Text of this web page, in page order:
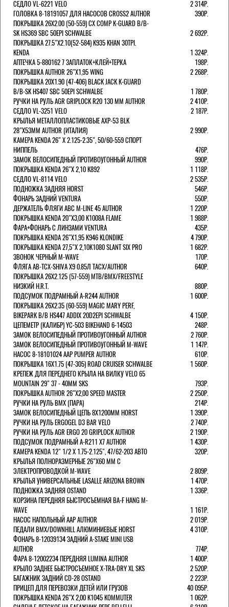
СЕДЛО VL-6221 VELO
2 314Р.
ГОЛОВКА 8-18191057 ДЛЯ НАСОСОВ CROSS2 AUTHOR
390Р.
ПОКРЫШКА 26X2.00 (50-559) CX COMP K-GUARD B/B-
SK HS369 SBC 50EPI SCHWALBE
2 692Р.
ПОКРЫШКА 27.5"Х2.10(52-584) K935 KHAN 30TPI.
KENDA
1 324Р.
АПТЕЧКА 5-880162 7 ЗАПЛАТОК+КЛЕЙ+ТЕРКА
198Р.
ПОКРЫШКА AUTHOR 26"Х1,95 WING
2 268Р.
ПОКРЫШКА 20X1.90 (47-406) BLACK JACK K-GUARD
B/B-SK HS407 SBC 50EPI SCHWALBE
1 780Р.
РУЧКИ НА РУЛЬ AGR GRIPLOCK R20 130 ММ AUTHOR
2 410Р.
СЕДЛО VL-3251 VELO
2 187Р.
КРЫЛЬЯ МЕТАЛЛОПЛАСТИКОВЫЕ AXP-53 BLK
28"Х53ММ AUTHOR (ИТАЛИЯ)
2 990Р.
КАМЕРА KENDA 26" Х 2.125-2.35", 50/60-559 СПОРТ
НИППЕЛЬ
476Р.
ЗАМОК ВЕЛОСИПЕДНЫЙ ПРОТИВОУГОННЫЙ AUTHOR
990Р.
ПОКРЫШКА KENDA 26"Х 2,10 K892
1 118Р.
СЕДЛО VL-8114 VELO
2 535Р.
ПОДНОЖКА ЗАДНЯЯ HORST
546Р.
ФОНАРЬ ЗАДНИЙ VENTURA
550Р.
ДЕРЖАТЕЛЬ ФЛЯГИ АВС M-LINE 45 AUTHOR
1 220Р.
ПОКРЫШКА KENDA 20"Х3,00 K1008A FLAME
1 988Р.
ФАРА+ФОНАРЬ С ЛИНЗАМИ VENTURA
435Р.
ПОКРЫШКА KENDA 26"Х1,95 K946 KLONDIKE
4 790Р.
ПОКРЫШКА KENDA 27,5"Х 2,10K1080 SLANT SIX PRO
1 682Р.
ЗВОНОК ЧЕРНЫЙ M-WAVE
170Р.
ФЛЯГА AB-TCX-SHIVA X9 0.85Л TACX/AUTHOR
640Р.
ПОКРЫШКА 26X2.125 (57-559) MTB/BMX/FREESTYLE
НИЗКИЙ H.R.T.
880Р.
ПОДСУМОК ПОДРАМНЫЙ A-R244 AUTHOR
1 600Р.
ПОКРЫШКА 26X2.35 (60-559) MAGIC MARY PERF,
BIKEPARK B/B HS447 ADDIX 20D2EPI SCHWALBE
4 150Р.
ЦЕПЕМЕТР (КАЛИБР) YC-503 BIKEHAND 6-14503
248Р.
ЗАМОК ВЕЛОСИПЕДНЫЙ ПРОТИВОУГОННЫЙ AUTHOR
2 760Р.
ЗАМОК ВЕЛОСИПЕДНЫЙ ПРОТИВОУГОННЫЙ M-WAVE
1 147Р.
НАСОС 8-18101024 AAP PUMPER AUTHOR
610Р.
ПОКРЫШКА 16X1.75 (47-305) ROAD CRUISER SCHWALBE
1 560Р.
КРЕПЕЖ ДЛЯ ПЕРЕДНЕГО КРЫЛА НА ВИЛКУ VELO 65
MOUNTAIN 29" 37 - 40ММ SKS
793Р.
ПОКРЫШКА AUTHOR 26"Х2,00 SPEED MASTER
2 250Р.
РУЧКИ НА РУЛЬ BMX (ПАРА)
214Р.
ЗАМОК ВЕЛОCИПЕДНЫЙ ЦЕПЬ 8Х1200ММ HORST
1 390Р.
РУЧКИ НА РУЛЬ ERGOGEL D3 BAR VELO
2 740Р.
РУЧКИ НА РУЛЬ AGR ERGO 20 GRIPLOCK AUTHOR
2 190Р.
ПОДСУМОК ПОДРАМНЫЙ A-R211 X7 AUTHOR
1 430Р.
КАМЕРА KENDA 12" 1/2 Х 1.75-2.125", 47/62-203 АВТО
320Р.
КРЫЛЬЯ ПОЛНОРАЗМЕРНЫЕ 26"Х60 ММ С
ЭЛЕКТРОПРОВОДКОЙ M-WAVE
2 809Р.
КРЫЛЬЯ УНИВЕРСАЛЬНЫЕ LASALLE ARIZONA BROWN
1 470Р.
ПОДНОЖКА ЗАДНЯЯ OSTAND
1 336Р.
КОРЗИНА ПЕРЕДНЯЯ БЫСТРОСЪЕМНАЯ BA-F HANG M-
WAVE
1 161Р.
НАСОС НАПОЛЬНЫЙ AAP AUTHOR
2 019Р.
ПЕДАЛИ BMX/DOWNHILL АЛЮМИНИЕВЫЕ HORST
4 310Р.
ФОНАРЬ 8-12039134 ЗАДНИЙ A-STAKE MINI USB
AUTHOR
774Р.
ФАРА 8-12002234 ПЕРЕДНЯЯ LUMINA AUTHOR
1 400Р.
КРЫЛО ЗАДНЕЕ БЫСТРОСЪЕМНОЕ X-TRA-DRY XL SKS
2 520Р.
БАГАЖНИК ЗАДНИЙ CD-28 OSTAND
2 223Р.
ПРИЦЕП ДЛЯ ПЕРЕВОЗКИ ДЕТЕЙ ИЛИ ГРУЗОВ
40 095Р.
ПОКРЫШКА KENDA 26"Х 2,00 K1045 KOMMUTER
1 062Р.